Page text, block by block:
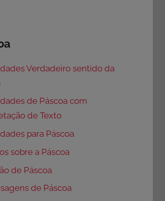
Verdadeiro sentido da
de Páscoa com
de Texto
para Páscoa
sobre a Páscoa
de Páscoa
de Páscoa